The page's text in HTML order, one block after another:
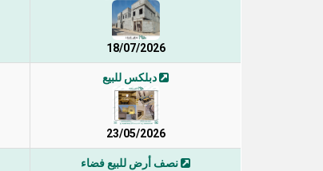
18/07/2026
دبلكس للبيع
23/05/2026
نصف أرض للبيع فضاء